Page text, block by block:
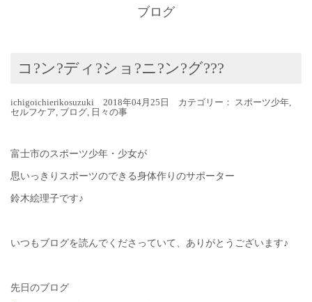
ブログ
コ?ン?ディ?ショ?ニ?ン?グ???
ichigoichierikosuzuki 2018年04月25日 カテゴリー： スポーツ少年,
セルフケア, ブログ, 日々の事
富士市のスポーツ少年・少女が
思いっきりスポーツのできる身体作りのサポーター
鈴木絵理子です♪
いつもブログを読んでくださっていて、ありがとうございます♪
先日のブログ